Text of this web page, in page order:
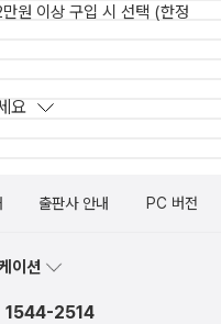
원 이상 구입 시 선택 (한정
요
출판사 안내 PC 버전
이션
1544-2514